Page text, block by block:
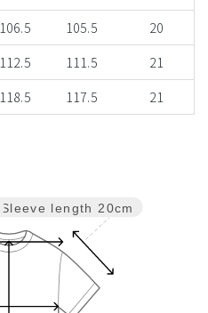
106.5 105.5
20
112.5 111.5
21
118.5 117.5 21
Sleeve length 20cm